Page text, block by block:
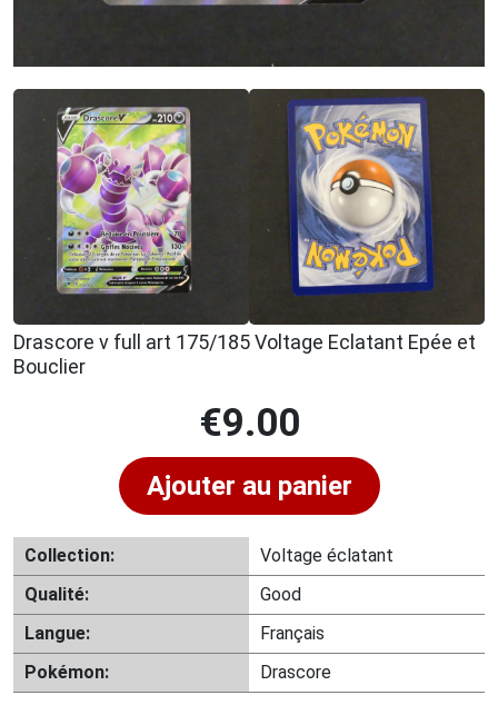
Drascore v full art 175/185 Voltage Eclatant Epée et
Bouclier
€9.00
Ajouter au panier
Collection:
Voltage éclatant
Qualité:
Good
Langue:
Français
Pokémon:
Drascore